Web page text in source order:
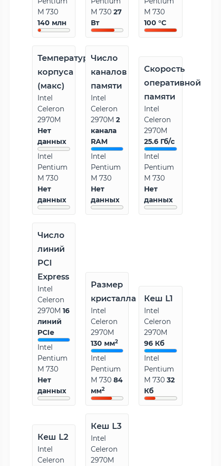
M 730
140 млн
M 73027
Вт
M 730
100 °C
Температура
корпуса
(макс)
Intel
Celeron
2970M
Нет
данных
Intel
Pentium
M 730
Нет
данных
Число
каналов
памяти
Intel
Celeron
2970M2
канала
RAM
Intel
Pentium
M 730
Нет
данных
Скорость
оперативной
памяти
Intel
Celeron
2970M
25.6 Гб/с
Intel
Pentium
M 730
Нет
данных
Число
линий
PCI
Express
Intel
Celeron
2970M 16
линий
PCIe
Intel
Pentium
M 730
Нет
данных
Размер
кристалла
Intel
Celeron
2970M
130 мм2
Intel
Pentium
M 73084
мм2
Кеш L1
Intel
Celeron
2970M
96 Кб
Intel
Pentium
M 73032
Кб
Кеш L2
Intel
Celeron
Кеш L3
Intel
Celeron
2970M